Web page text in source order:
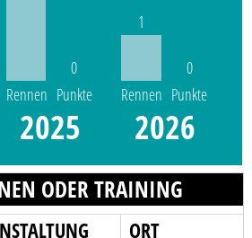
Rennen
0
Punkte
2025
1
Rennen
0
Punkte
2026
ODER TRAINING
ORT